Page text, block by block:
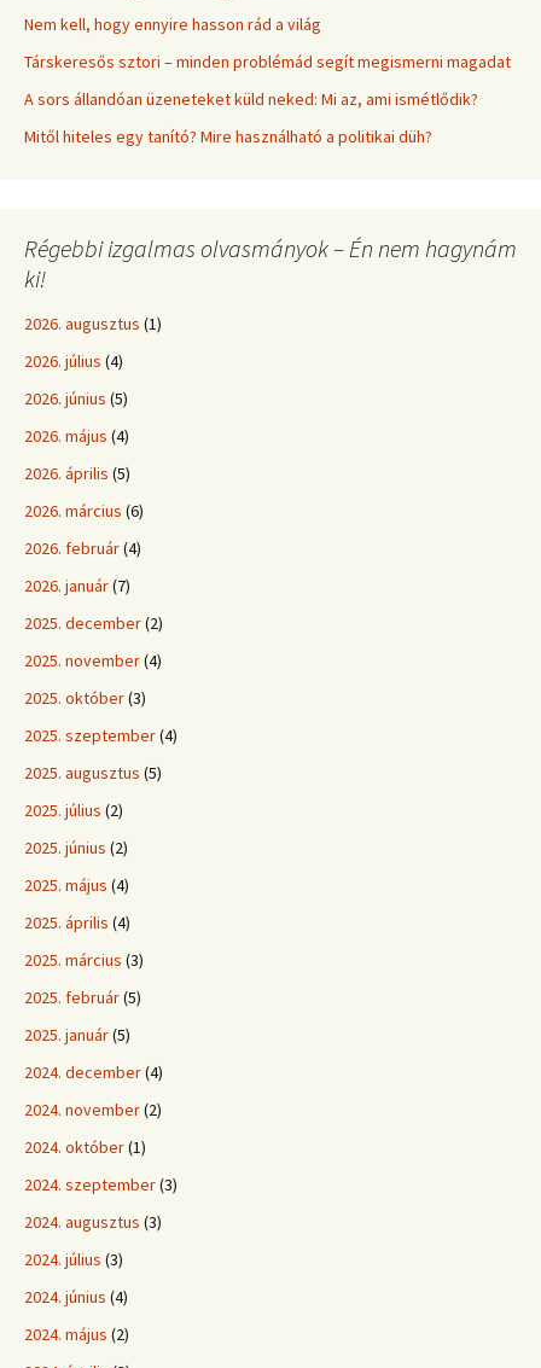
Nem kell, hogy ennyire hasson rád a világ
Társkeresős sztori – minden problémád segít megismerni magadat
A sors állandóan üzeneteket küld neked: Mi az, ami ismétlődik?
Mitől hiteles egy tanító? Mire használható a politikai düh?
Régebbi izgalmas olvasmányok – Én nem hagynám
ki!
2026. augusztus (1)
2026. július (4)
2026. június (5)
2026. május (4)
2026. április (5)
2026. március (6)
2026. február(4)
2026. január(7)
2025. december(2)
2025. november(4)
2025. október(3)
2025. szeptember(4)
2025. augusztus (5)
2025. július (2)
2025. június (2)
2025. május (4)
2025. április (4)
2025. március (3)
2025. február(5)
2025. január(5)
2024. december(4)
2024. november(2)
2024. október(1)
2024. szeptember(3)
2024. augusztus (3)
2024. július (3)
2024. június (4)
2024. május (2)